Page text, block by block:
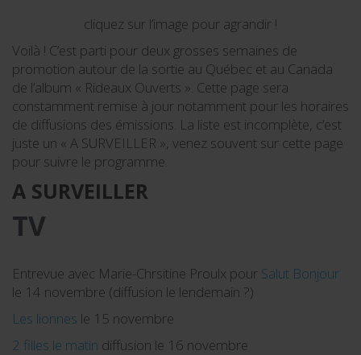
cliquez sur l’image pour agrandir !
Voilà ! C’est parti pour deux grosses semaines de
promotion autour de la sortie au Québec et au Canada
de l’album « Rideaux Ouverts ». Cette page sera
constamment remise à jour notamment pour les horaires
de diffusions des émissions. La liste est incomplète, c’est
juste un « A SURVEILLER », venez souvent sur cette page
pour suivre le programme.
A SURVEILLER
TV
Entrevue avec Marie-Chrsitine Proulx pour Salut Bonjour
le 14 novembre (diffusion le lendemain ?)
Les lionnes le 15 novembre
2 filles le matin diffusion le 16 novembre